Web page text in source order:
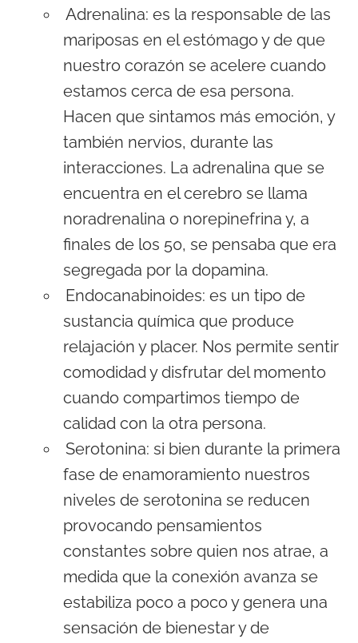
Adrenalina: es la responsable de las
mariposas en el estómago y de que
nuestro corazón se acelere cuando
estamos cerca de esa persona.
Hacen que sintamos más emoción, y
también nervios, durante las
interacciones. La adrenalina que se
encuentra en el cerebro se llama
noradrenalina o norepinefrina y, a
finales de los 50, se pensaba que era
segregada por la dopamina.
Endocanabinoides: es un tipo de
sustancia química que produce
relajación y placer. Nos permite sentir
comodidad y disfrutar del momento
cuando compartimos tiempo de
calidad con la otra persona.
Serotonina: si bien durante la primera
fase de enamoramiento nuestros
niveles de serotonina se reducen
provocando pensamientos
constantes sobre quien nos atrae, a
medida que la conexión avanza se
estabiliza poco a poco y genera una
sensación de bienestar y de